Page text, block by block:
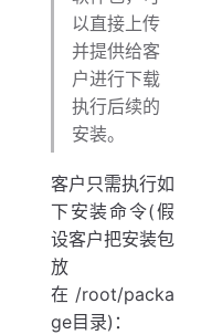
以直接上传
并提供给客
户进行下载
执行后续的
安装。
客户只需执行如
下安装命令(假
设客户把安装包
放
在/root/packa
ge目录)：